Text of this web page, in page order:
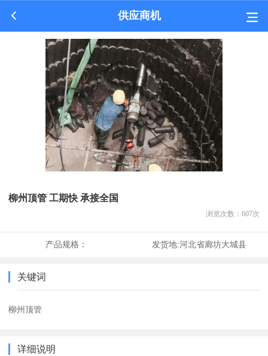
供应商机
柳州顶管 工期快 承接全国
浏览次数： 607次
产品规格： 发货地:河北省廊坊大城县
关键词
柳州顶管
详细说明